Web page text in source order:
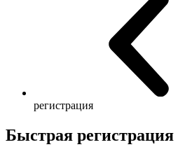
регистрация
Быстрая регистрация